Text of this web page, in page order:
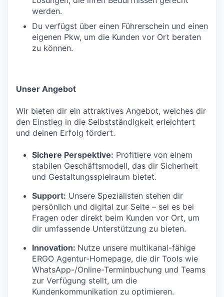
werden.
Du verfügst über einen Führerschein und einen
eigenen Pkw, um die Kunden vor Ort beraten
zu können.
Unser Angebot
Wir bieten dir ein attraktives Angebot, welches dir
den Einstieg in die Selbstständigkeit erleichtert
und deinen Erfolg fördert.
Sichere Perspektive: Profitiere von einem
stabilen Geschäftsmodell, das dir Sicherheit
und Gestaltungsspielraum bietet.
Support: Unsere Spezialisten stehen dir
persönlich und digital zur Seite – sei es bei
Fragen oder direkt beim Kunden vor Ort, um
dir umfassende Unterstützung zu bieten.
Innovation: Nutze unsere multikanal-fähige
ERGO Agentur-Homepage, die dir Tools wie
WhatsApp-/Online-Terminbuchung und Teams
zur Verfügung stellt, um die
Kundenkommunikation zu optimieren.